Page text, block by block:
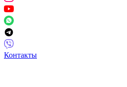
Контакты